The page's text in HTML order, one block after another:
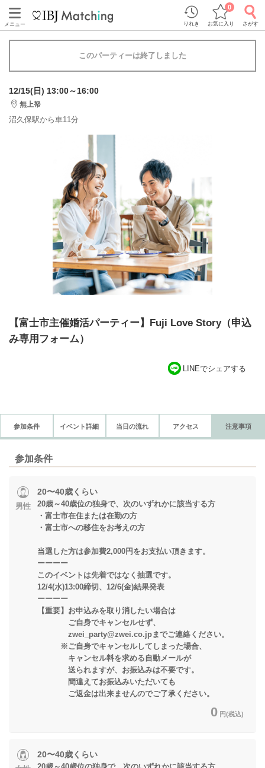
メニュー りれき お気に入り
0
さがす
このパーティーは終了しました
12/15(日) 13:00～16:00
無上帑
沼久保駅から車11分
【富士市主催婚活パーティー】Fuji Love Story（申込
み専用フォーム）
LINEでシェアする
参加条件 イベント詳細 当日の流れ アクセス 注意事項
参加条件
男性
20〜40歳くらい
20歳～40歳位の独身で、次のいずれかに該当する方
・富士市在住または在勤の方
・富士市への移住をお考えの方
当選した方は参加費2,000円をお支払い頂きます。
ーーーー
このイベントは先着ではなく抽選です。
12/4(水)13:00締切、12/6(金)結果発表
ーーーー
【重要】お申込みを取り消したい場合は
ご自身でキャンセルせず、
zwei_party@zwei.co.jpまでご連絡ください。
※ご自身でキャンセルしてしまった場合、
キャンセル料を求める自動メールが
送られますが、お振込みは不要です。
間違えてお振込みいただいても
ご返金は出来ませんのでご了承ください。
0 円(税込)
20〜40歳くらい